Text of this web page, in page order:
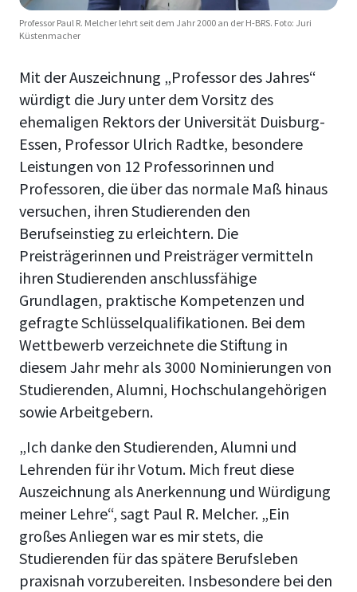
Professor Paul R. Melcher lehrt seit dem Jahr 2000 an der H-BRS. Foto: Juri
Küstenmacher
Mit der Auszeichnung „Professor des Jahres“
würdigt die Jury unter dem Vorsitz des
ehemaligen Rektors der Universität Duisburg-
Essen, Professor Ulrich Radtke, besondere
Leistungen von 12 Professorinnen und
Professoren, die über das normale Maß hinaus
versuchen, ihren Studierenden den
Berufseinstieg zu erleichtern. Die
Preisträgerinnen und Preisträger vermitteln
ihren Studierenden anschlussfähige
Grundlagen, praktische Kompetenzen und
gefragte Schlüsselqualifikationen. Bei dem
Wettbewerb verzeichnete die Stiftung in
diesem Jahr mehr als 3000 Nominierungen von
Studierenden, Alumni, Hochschulangehörigen
sowie Arbeitgebern.
„Ich danke den Studierenden, Alumni und
Lehrenden für ihr Votum. Mich freut diese
Auszeichnung als Anerkennung und Würdigung
meiner Lehre“, sagt Paul R. Melcher. „Ein
großes Anliegen war es mir stets, die
Studierenden für das spätere Berufsleben
praxisnah vorzubereiten. Insbesondere bei den